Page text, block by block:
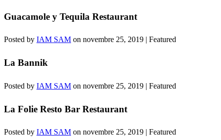
Guacamole y Tequila Restaurant
Posted by IAM SAM on novembre 25, 2019 | Featured
La Bannik
Posted by IAM SAM on novembre 25, 2019 | Featured
La Folie Resto Bar Restaurant
Posted by IAM SAM on novembre 25, 2019 | Featured